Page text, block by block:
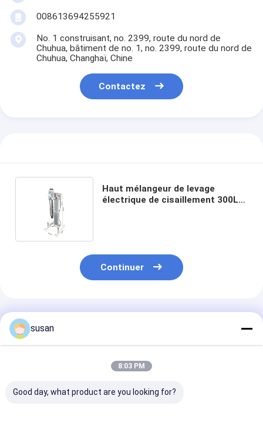
008613694255921
No. 1 construisant, no. 2399, route du nord de
Chuhua, bâtiment de no. 1, no. 2399, route du nord de
Chuhua, Changhaï, Chine
Contactez
Haut mélangeur de levage
électrique de cisaillement 300L
Continuer
Produits Recommandés
susan
8:03 PM
Good day, what product are you looking for?